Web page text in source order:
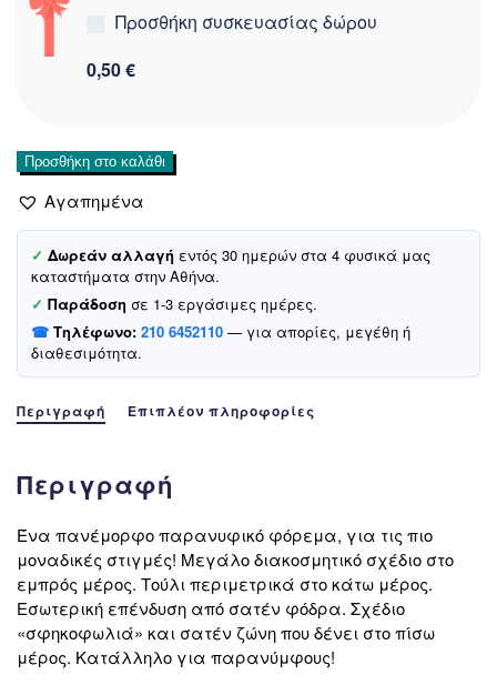
Προσθήκη συσκευασίας δώρου
0,50 €
Ken
Club
παρανυφικό
φόρεμα
«Ascendancy»
ποσότητα
Προσθήκη στο καλάθι
Αγαπημένα
✓ Δωρεάν αλλαγή εντός 30 ημερών στα 4 φυσικά μας
καταστήματα στην Αθήνα.
✓ Παράδοση σε 1-3 εργάσιμες ημέρες.
☎ Τηλέφωνο: 210 6452110 — για απορίες, μεγέθη ή
διαθεσιμότητα.
Περιγραφή Επιπλέον πληροφορίες
Περιγραφή
Ένα πανέμορφο παρανυφικό φόρεμα, για τις πιο
μοναδικές στιγμές! Μεγάλο διακοσμητικό σχέδιο στο
εμπρός μέρος. Τούλι περιμετρικά στο κάτω μέρος.
Εσωτερική επένδυση από σατέν φόδρα. Σχέδιο
«σφηκοφωλιά» και σατέν ζώνη που δένει στο πίσω
μέρος. Κατάλληλο για παρανύμφους!